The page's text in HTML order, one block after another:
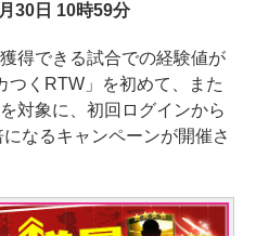
30日 10時59分
得できる試合での経験値が
つくRTW」を初めて、また
対象に、初回ログインから
なるキャンペーンが開催さ